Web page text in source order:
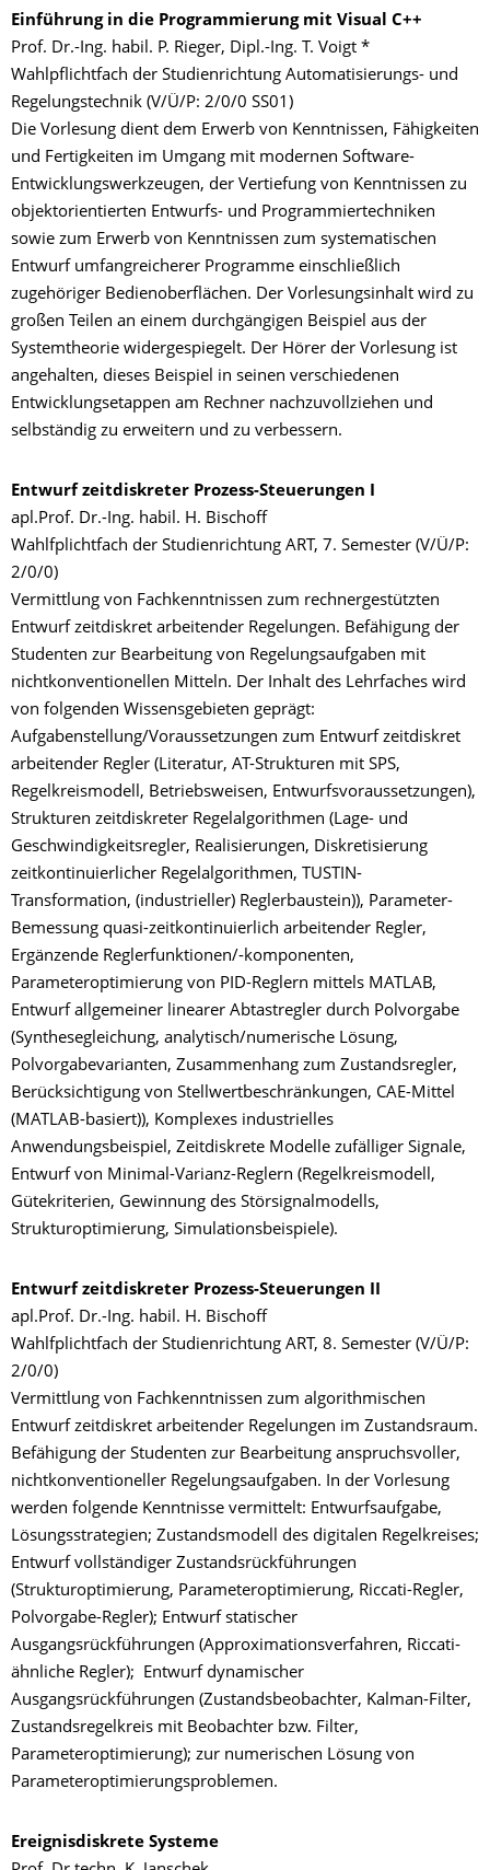
Einführung in die Programmierung mit Visual C++
Prof. Dr.-Ing. habil. P. Rieger, Dipl.-Ing. T. Voigt *
Wahlpflichtfach der Studienrichtung Automatisierungs- und
Regelungstechnik (V/Ü/P: 2/0/0 SS01)
Die Vorlesung dient dem Erwerb von Kenntnissen, Fähigkeiten
und Fertigkeiten im Umgang mit modernen Software-
Entwicklungswerkzeugen, der Vertiefung von Kenntnissen zu
objektorientierten Entwurfs- und Programmiertechniken
sowie zum Erwerb von Kenntnissen zum systematischen
Entwurf umfangreicherer Programme einschließlich
zugehöriger Bedienoberflächen. Der Vorlesungsinhalt wird zu
großen Teilen an einem durchgängigen Beispiel aus der
Systemtheorie widergespiegelt. Der Hörer der Vorlesung ist
angehalten, dieses Beispiel in seinen verschiedenen
Entwicklungsetappen am Rechner nachzuvollziehen und
selbständig zu erweitern und zu verbessern.
Entwurf zeitdiskreter Prozess-Steuerungen I
apl.Prof. Dr.-Ing. habil. H. Bischoff
Wahlfplichtfach der Studienrichtung ART, 7. Semester (V/Ü/P:
2/0/0)
Vermittlung von Fachkenntnissen zum rechnergestützten
Entwurf zeitdiskret arbeitender Regelungen. Befähigung der
Studenten zur Bearbeitung von Regelungsaufgaben mit
nichtkonventionellen Mitteln. Der Inhalt des Lehrfaches wird
von folgenden Wissensgebieten geprägt:
Aufgabenstellung/Voraussetzungen zum Entwurf zeitdiskret
arbeitender Regler (Literatur, AT-Strukturen mit SPS,
Regelkreismodell, Betriebsweisen, Entwurfsvoraussetzungen),
Strukturen zeitdiskreter Regelalgorithmen (Lage- und
Geschwindigkeitsregler, Realisierungen, Diskretisierung
zeitkontinuierlicher Regelalgorithmen, TUSTIN-
Transformation, (industrieller) Reglerbaustein)), Parameter-
Bemessung quasi-zeitkontinuierlich arbeitender Regler,
Ergänzende Reglerfunktionen/-komponenten,
Parameteroptimierung von PID-Reglern mittels MATLAB,
Entwurf allgemeiner linearer Abtastregler durch Polvorgabe
(Synthesegleichung, analytisch/numerische Lösung,
Polvorgabevarianten, Zusammenhang zum Zustandsregler,
Berücksichtigung von Stellwertbeschränkungen, CAE-Mittel
(MATLAB-basiert)), Komplexes industrielles
Anwendungsbeispiel, Zeitdiskrete Modelle zufälliger Signale,
Entwurf von Minimal-Varianz-Reglern (Regelkreismodell,
Gütekriterien, Gewinnung des Störsignalmodells,
Strukturoptimierung, Simulationsbeispiele).
Entwurf zeitdiskreter Prozess-Steuerungen II
apl.Prof. Dr.-Ing. habil. H. Bischoff
Wahlfplichtfach der Studienrichtung ART, 8. Semester (V/Ü/P:
2/0/0)
Vermittlung von Fachkenntnissen zum algorithmischen
Entwurf zeitdiskret arbeitender Regelungen im Zustandsraum.
Befähigung der Studenten zur Bearbeitung anspruchsvoller,
nichtkonventioneller Regelungsaufgaben. In der Vorlesung
werden folgende Kenntnisse vermittelt: Entwurfsaufgabe,
Lösungsstrategien; Zustandsmodell des digitalen Regelkreises;
Entwurf vollständiger Zustandsrückführungen
(Strukturoptimierung, Parameteroptimierung, Riccati-Regler,
Polvorgabe-Regler); Entwurf statischer
Ausgangsrückführungen (Approximationsverfahren, Riccati-
ähnliche Regler); Entwurf dynamischer
Ausgangsrückführungen (Zustandsbeobachter, Kalman-Filter,
Zustandsregelkreis mit Beobachter bzw. Filter,
Parameteroptimierung); zur numerischen Lösung von
Parameteroptimierungsproblemen.
Ereignisdiskrete Systeme